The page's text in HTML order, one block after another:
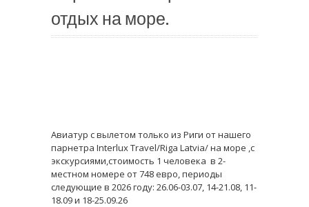
отдых на море.
Авиатур с вылетом только из Риги от нашего
парнетра Interlux Travel/Riga Latvia/ на море ,с
экскурсиями,стоимость 1 человека в 2-
местном номере от 748 евро, периоды
следующие в 2026 году: 26.06-03.07, 14-21.08, 11-
18.09 и 18-25.09.26